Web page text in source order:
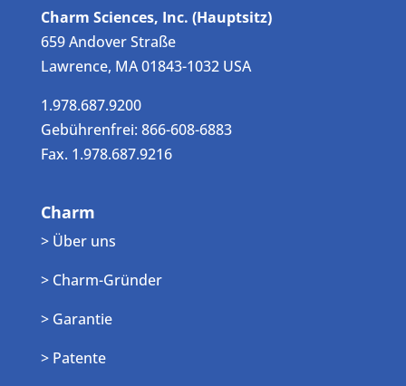
Charm Sciences, Inc. (Hauptsitz)
659 Andover Straße
Lawrence, MA 01843-1032 USA
1.978.687.9200
Gebührenfrei: 866-608-6883
Fax. 1.978.687.9216
Charm
> Über uns
> Charm-Gründer
> Garantie
> Patente